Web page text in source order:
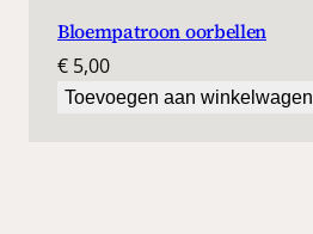
Bloempatroon oorbellen
€ 5,00
Toevoegen aan winkelwagen